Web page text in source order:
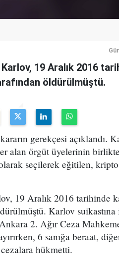
19 Aralık 2016
öldürülmüştü.
gerekçesi açıklandı.
alan örgüt üyelerinin
seçilerek eğitilen,
19 Aralık 2016 tarihinde
Karlov
2. Ağır Ceza
6 sanığa beraat,
hükmetti.